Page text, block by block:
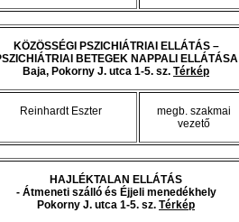
KÖZÖSSÉGI PSZICHIÁTRIAI ELLÁTÁS –
BETEGEK NAPPALI ELLÁTÁSA
Baja, Pokorny J. utca 1-5. sz. Térkép
Reinhardt Eszter
megb. szakmai
vezető
HAJLÉKTALAN ELLÁTÁS
- Átmeneti szálló és Éjjeli menedékhely
Pokorny J. utca 1-5. sz. Térkép